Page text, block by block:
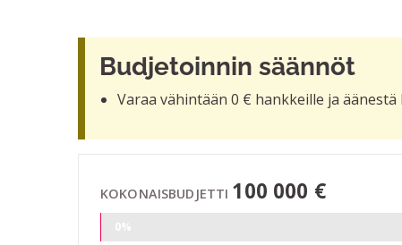
Budjetoinnin säännöt
Varaa vähintään 0 € hankkeille ja
KOKONAISBUDJETTI 100 000 €